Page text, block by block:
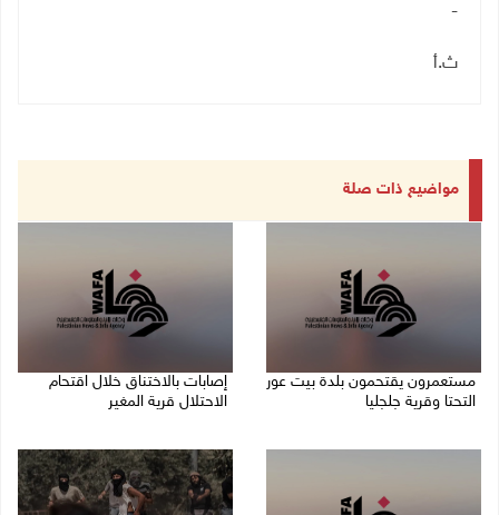
-
ث.أ
مواضيع ذات صلة
مستعمرون يقتحمون بلدة بيت عور
التحتا وقرية جلجليا
إصابات بالاختناق خلال اقتحام
الاحتلال قرية المغير